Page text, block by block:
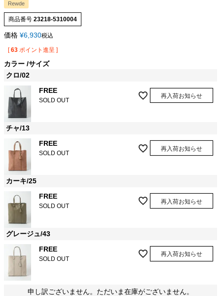
Rewde
商品番号 23218-5310004
価格 ¥6,930税込
[ 63 ポイント進呈 ]
カラー サイズ
クロ/02
FREE
SOLD OUT
再入荷お知らせ
チャ/13
FREE
SOLD OUT
再入荷お知らせ
カーキ/25
FREE
SOLD OUT
再入荷お知らせ
グレージュ/43
FREE
SOLD OUT
再入荷お知らせ
申し訳ございません。ただいま在庫がございません。